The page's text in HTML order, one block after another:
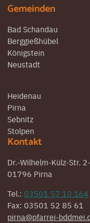
Gemeinden
Bad Schandau
Berggießhübel
Königstein
Neustadt
Heidenau
Pirna
Sebnitz
Stolpen
Kontakt
Dr.-Wilhelm-Külz-Str.
01796 Pirna
Tel.: 03501 57 10 164
Fax: 03501 52 85 61
pirna@pfarrei-